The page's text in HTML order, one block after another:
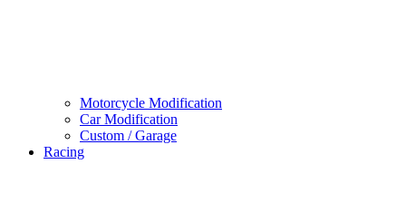
Motorcycle Modification
Car Modification
Custom / Garage
Racing